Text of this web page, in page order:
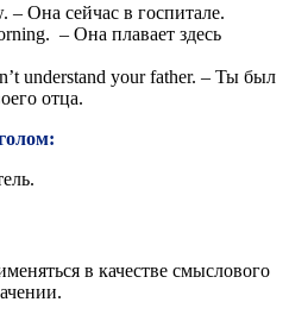
– Она сейчас в госпитале.
– Она плавает здесь
understand your father. – Ты был
отца.
в качестве смыслового